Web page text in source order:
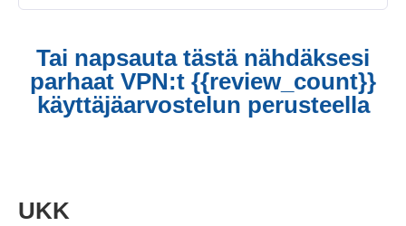
Tai napsauta tästä nähdäksesi
parhaat VPN:t {{review_count}}
käyttäjäarvostelun perusteella
UKK